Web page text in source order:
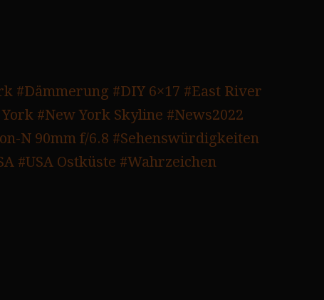
#Dämmerung #DIY 6×17 #East River
#New York Skyline #News2022
N 90mm f/6.8 #Sehenswürdigkeiten
#USA Ostküste #Wahrzeichen